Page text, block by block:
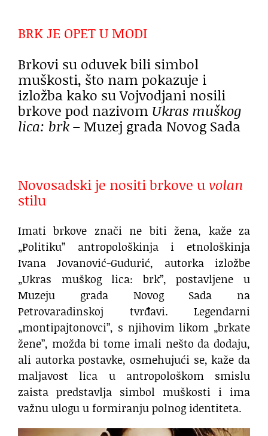
BRK JE OPET U MODI
Brkovi su oduvek bili simbol
muškosti, što nam pokazuje i
izložba kako su Vojvodjani nosili
brkove pod nazivom Ukras muškog
lica: brk – Muzej grada Novog Sada
Novosadski je nositi brkove uvolan
stilu
Imati brkove znači ne biti žena, kaže za
„Politiku” antropološkinja i etnološkinja
Ivana Jovanović-Gudurić, autorka izložbe
„Ukras muškog lica: brk”, postavljene u
Muzeju grada Novog Sada na
Petrovaradinskoj tvrđavi. Legendarni
„montipajtonovci”, s njihovim likom „brkate
žene”, možda bi tome imali nešto da dodaju,
ali autorka postavke, osmehujući se, kaže da
maljavost lica u antropološkom smislu
zaista predstavlja simbol muškosti i ima
važnu ulogu u formiranju polnog identiteta.